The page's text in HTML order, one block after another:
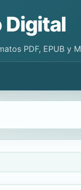
Digital
PDF, EPUB y